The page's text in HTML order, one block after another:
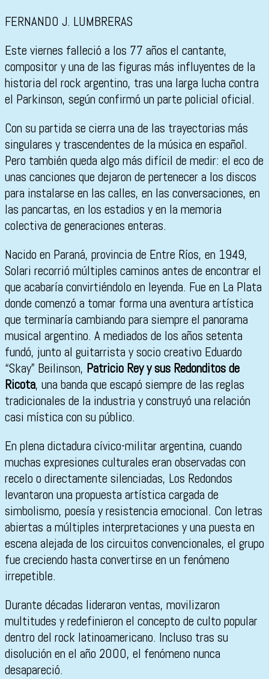
FERNANDO J. LUMBRERAS
Este viernes falleció a los 77 años el cantante,
compositor y una de las figuras más influyentes de la
historia del rock argentino, tras una larga lucha contra
el Parkinson, según confirmó un parte policial oficial.
Con su partida se cierra una de las trayectorias más
singulares y trascendentes de la música en español.
Pero también queda algo más difícil de medir: el eco de
unas canciones que dejaron de pertenecer a los discos
para instalarse en las calles, en las conversaciones, en
las pancartas, en los estadios y en la memoria
colectiva de generaciones enteras.
Nacido en Paraná, provincia de Entre Ríos, en 1949,
Solari recorrió múltiples caminos antes de encontrar el
que acabaría convirtiéndolo en leyenda. Fue en La Plata
donde comenzó a tomar forma una aventura artística
que terminaría cambiando para siempre el panorama
musical argentino. A mediados de los años setenta
fundó, junto al guitarrista y socio creativo Eduardo
“Skay” Beilinson, Patricio Rey y sus Redonditos de
Ricota, una banda que escapó siempre de las reglas
tradicionales de la industria y construyó una relación
casi mística con su público.
En plena dictadura cívico-militar argentina, cuando
muchas expresiones culturales eran observadas con
recelo o directamente silenciadas, Los Redondos
levantaron una propuesta artística cargada de
simbolismo, poesía y resistencia emocional. Con letras
abiertas a múltiples interpretaciones y una puesta en
escena alejada de los circuitos convencionales, el grupo
fue creciendo hasta convertirse en un fenómeno
irrepetible.
Durante décadas lideraron ventas, movilizaron
multitudes y redefinieron el concepto de culto popular
dentro del rock latinoamericano. Incluso tras su
disolución en el año 2000, el fenómeno nunca
desapareció.